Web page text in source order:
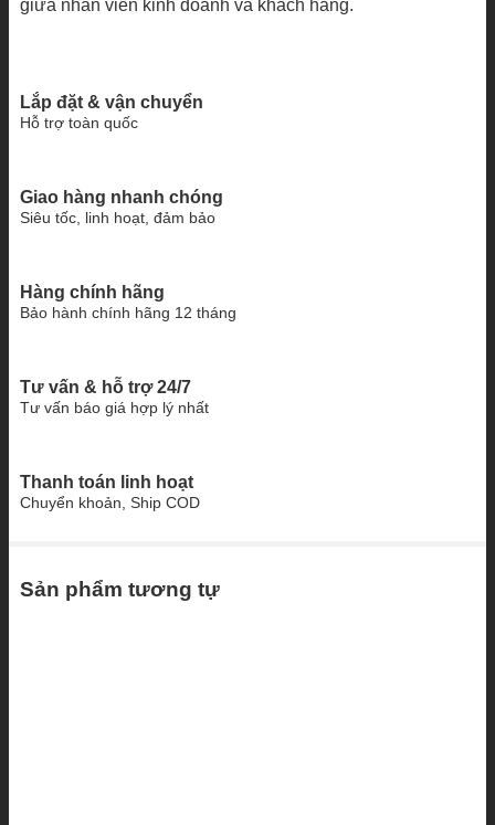
giữa nhân viên kinh doanh và khách hàng.
Lắp đặt & vận chuyển
Hỗ trợ toàn quốc
Giao hàng nhanh chóng
Siêu tốc, linh hoạt, đảm bảo
Hàng chính hãng
Bảo hành chính hãng 12 tháng
Tư vấn & hỗ trợ 24/7
Tư vấn báo giá hợp lý nhất
Thanh toán linh hoạt
Chuyển khoản, Ship COD
Sản phẩm tương tự